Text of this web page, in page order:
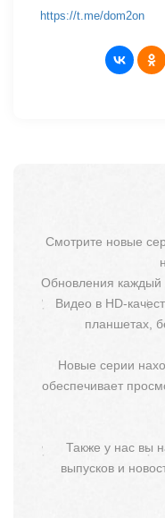
https://t.me/dom2on
Смотрите новые
Обновления каждый
Видео в HD-
планшетах,
Новые серии
обеспечивает
Также у нас вы
выпусков и